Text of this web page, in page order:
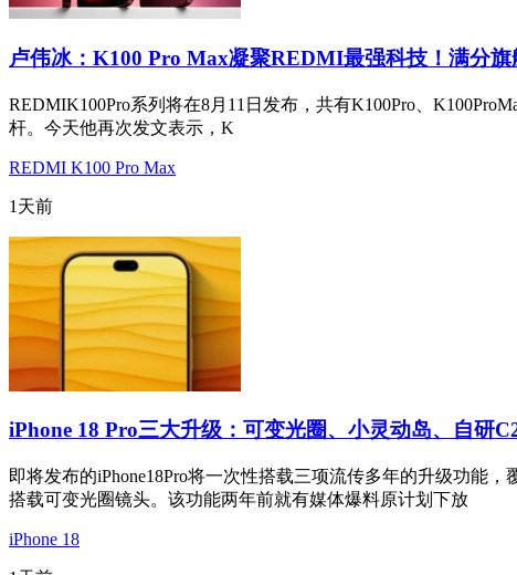
卢伟冰：K100 Pro Max凝聚REDMI最强科技！满分旗
REDMIK100Pro系列将在8月11日发布，共有K100Pro、
杆。今天他再次发文表示，K
REDMI K100 Pro Max
1天前
iPhone 18 Pro三大升级：可变光圈、小灵动岛、自研
即将发布的iPhone18Pro将一次性搭载三项流传多年的升级功能
搭载可变光圈镜头。该功能两年前就有媒体爆料原计划下放
iPhone 18